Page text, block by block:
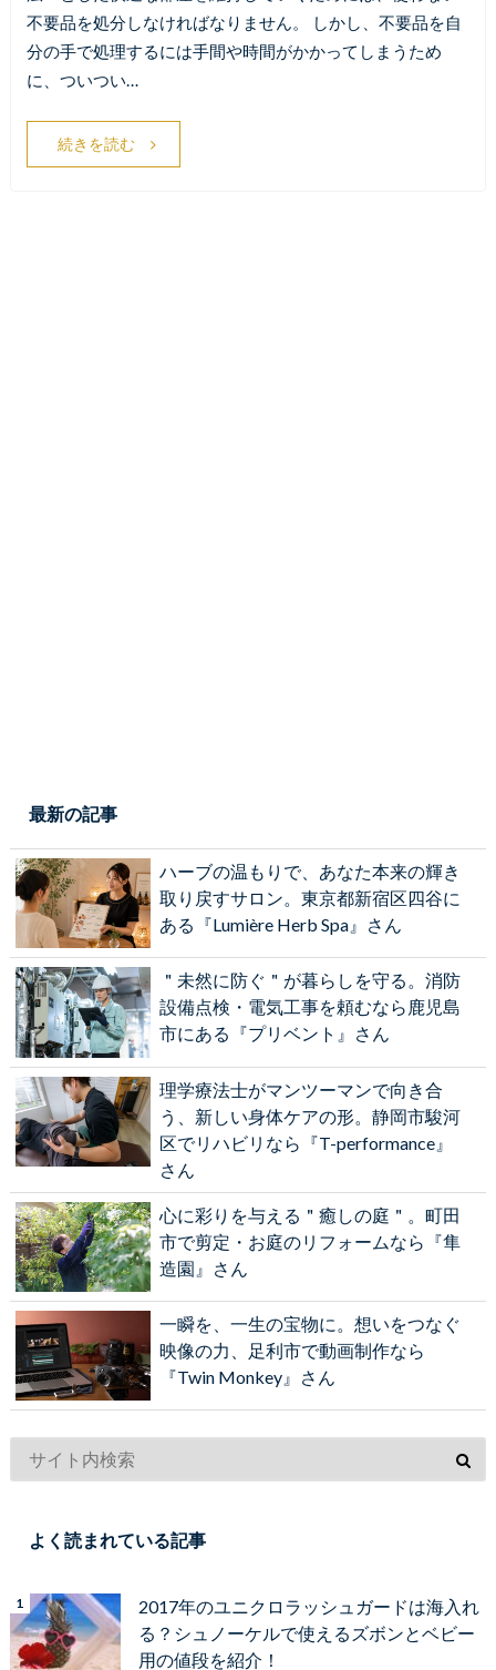
不要品を処分しなければなりません。 しかし、不要品を自
分の手で処理するには手間や時間がかかってしまうため
に、ついつい…
続きを読む
最新の記事
ハーブの温もりで、あなた本来の輝き
取り戻すサロン。東京都新宿区四谷に
ある『Lumière Herb Spa』さん
＂未然に防ぐ＂が暮らしを守る。消防
設備点検・電気工事を頼むなら鹿児島
市にある『プリベント』さん
理学療法士がマンツーマンで向き合
う、新しい身体ケアの形。静岡市駿河
区でリハビリなら『T-performance』
さん
心に彩りを与える＂癒しの庭＂。町田
市で剪定・お庭のリフォームなら『隼
造園』さん
一瞬を、一生の宝物に。想いをつなぐ
映像の力、足利市で動画制作なら
『Twin Monkey』さん
よく読まれている記事
2017年のユニクロラッシュガードは海入れ
る？シュノーケルで使えるズボンとベビー
用の値段を紹介！